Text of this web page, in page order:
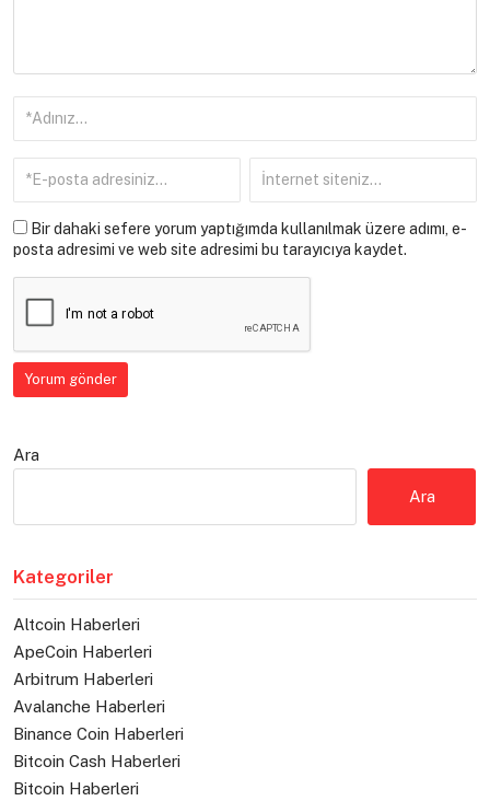
Bir dahaki sefere yorum yaptığımda kullanılmak üzere adımı, e-
posta adresimi ve web site adresimi bu tarayıcıya kaydet.
Ara
Ara
Kategoriler
Altcoin Haberleri
ApeCoin Haberleri
Arbitrum Haberleri
Avalanche Haberleri
Binance Coin Haberleri
Bitcoin Cash Haberleri
Bitcoin Haberleri